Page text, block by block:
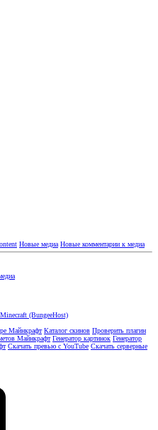
Новые медиа Новые комментарии к медиа
(BungeeHost)
Майнкрафт Каталог скинов Проверить плагин
Майнкрафт Генератор картинок Генератор
Скачать превью с YouTube Скачать серверные